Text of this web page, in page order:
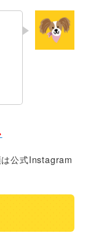
公式Instagram